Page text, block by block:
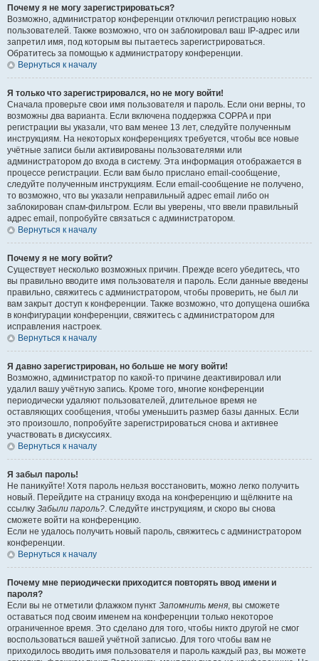
Почему я не могу зарегистрироваться?
Возможно, администратор конференции отключил регистрацию новых
пользователей. Также возможно, что он заблокировал ваш IP-адрес или
запретил имя, под которым вы пытаетесь зарегистрироваться.
Обратитесь за помощью к администратору конференции.
Вернуться к началу
Я только что зарегистрировался, но не могу войти!
Сначала проверьте свои имя пользователя и пароль. Если они верны, то
возможны два варианта. Если включена поддержка COPPA и при
регистрации вы указали, что вам менее 13 лет, следуйте полученным
инструкциям. На некоторых конференциях требуется, чтобы все новые
учётные записи были активированы пользователями или
администратором до входа в систему. Эта информация отображается в
процессе регистрации. Если вам было прислано email-сообщение,
следуйте полученным инструкциям. Если email-сообщение не получено,
то возможно, что вы указали неправильный адрес email либо он
заблокирован спам-фильтром. Если вы уверены, что ввели правильный
адрес email, попробуйте связаться с администратором.
Вернуться к началу
Почему я не могу войти?
Существует несколько возможных причин. Прежде всего убедитесь, что
вы правильно вводите имя пользователя и пароль. Если данные введены
правильно, свяжитесь с администратором, чтобы проверить, не был ли
вам закрыт доступ к конференции. Также возможно, что допущена ошибка
в конфигурации конференции, свяжитесь с администратором для
исправления настроек.
Вернуться к началу
Я давно зарегистрирован, но больше не могу войти!
Возможно, администратор по какой-то причине деактивировал или
удалил вашу учётную запись. Кроме того, многие конференции
периодически удаляют пользователей, длительное время не
оставляющих сообщения, чтобы уменьшить размер базы данных. Если
это произошло, попробуйте зарегистрироваться снова и активнее
участвовать в дискуссиях.
Вернуться к началу
Я забыл пароль!
Не паникуйте! Хотя пароль нельзя восстановить, можно легко получить
новый. Перейдите на страницу входа на конференцию и щёлкните на
ссылку Забыли пароль?. Следуйте инструкциям, и скоро вы снова
сможете войти на конференцию.
Если не удалось получить новый пароль, свяжитесь с администратором
конференции.
Вернуться к началу
Почему мне периодически приходится повторять ввод имени и
пароля?
Если вы не отметили флажком пункт Запомнить меня, вы сможете
оставаться под своим именем на конференции только некоторое
ограниченное время. Это сделано для того, чтобы никто другой не смог
воспользоваться вашей учётной записью. Для того чтобы вам не
приходилось вводить имя пользователя и пароль каждый раз, вы можете